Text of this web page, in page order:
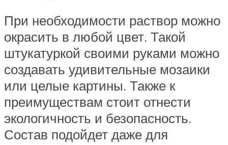
При необходимости раствор можно
окрасить в любой цвет. Такой
штукатуркой своими руками можно
создавать удивительные мозаики
или целые картины. Также к
преимуществам стоит отнести
экологичность и безопасность.
Состав подойдет даже для